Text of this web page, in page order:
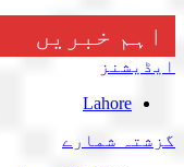
اہم خبریں
ایڈیشنز
Lahore
گزشتہ شمارے